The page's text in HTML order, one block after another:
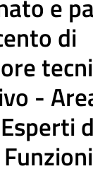
e
di
-